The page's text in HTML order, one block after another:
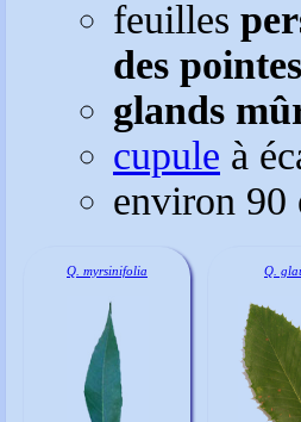
feuilles
des pointes
glands
cupule à
environ 90
Q. myrsinifolia Q.